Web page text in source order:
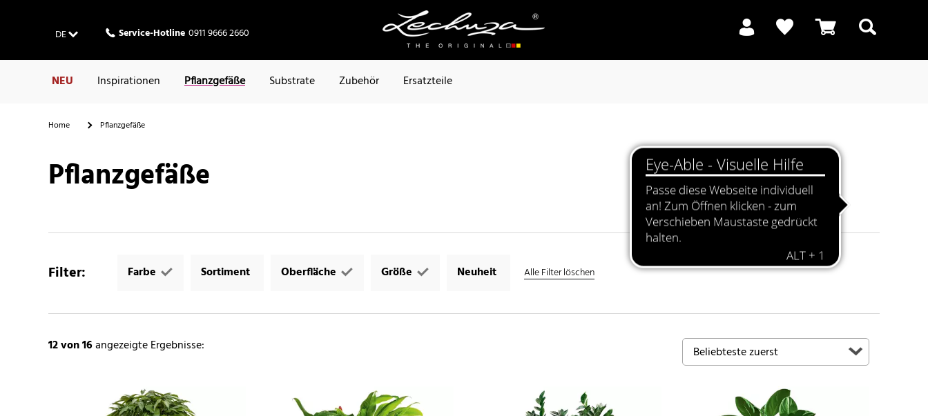
DE Service-Hotline 0911 9666 2660
NEU Inspirationen Pflanzgefäße Substrate Zubehör Ersatzteile
Suchen
Home Pflanzgefäße
Pflanzgefäße
Filter: Farbe Sortiment Oberfläche Größe Neuheit Alle Filter löschen
12von 16angezeigte Ergebnisse: